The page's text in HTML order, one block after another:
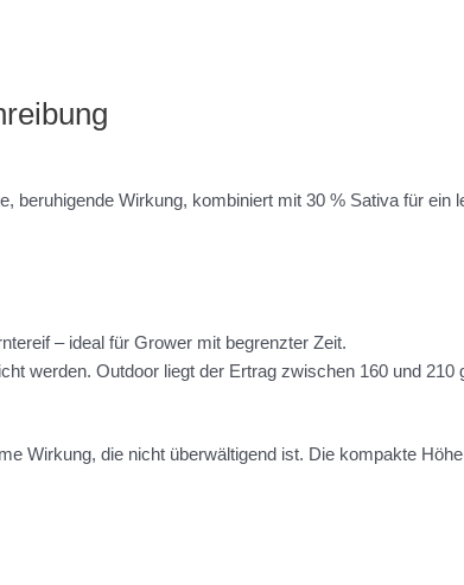
beruhigende Wirkung, kombiniert mit 30 % Sativa für ein
– ideal für Grower mit begrenzter Zeit.
werden. Outdoor liegt der Ertrag zwischen 160 und 210
Wirkung, die nicht überwältigend ist. Die kompakte